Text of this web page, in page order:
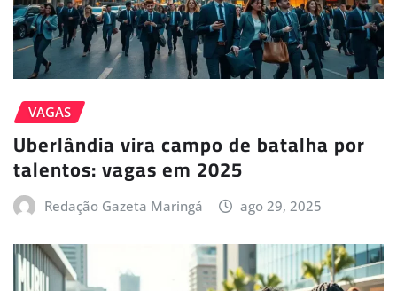
VAGAS
Uberlândia vira campo de batalha por
talentos: vagas em 2025
Redação Gazeta Maringá ago 29, 2025